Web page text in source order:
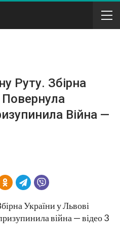
Руту. Збірна
Повернула
Війна —
України у Львові
війна — відео 3